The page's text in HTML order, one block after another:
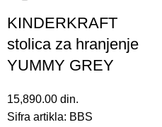
KINDERKRAFT
stolica za hranjenje
YUMMY GREY
15,890.00 din.
Sifra artikla: BBS